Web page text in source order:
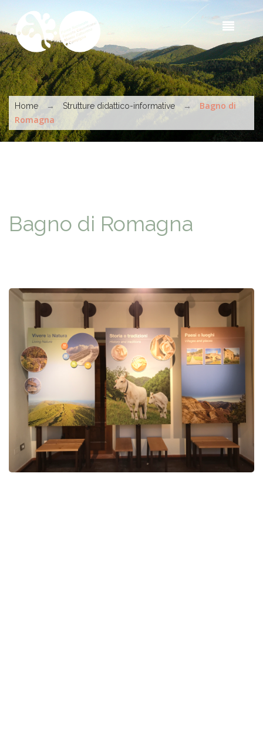
Tu sei qui
Home → Strutture didattico-informative →
Bagno di
Romagna
Bagno di Romagna